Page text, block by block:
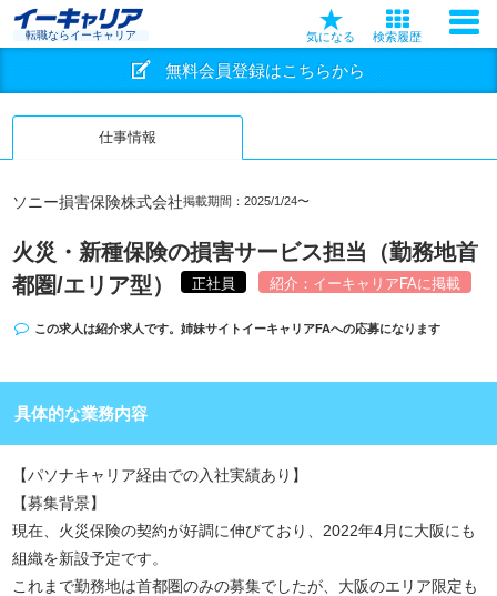
転職ならイーキャリア 気になる 検索履歴
無料会員登録はこちらから
仕事情報
ソニー損害保険株式会社掲載期間：2025/1/24〜
火災・新種保険の損害サービス担当（勤務地首
都圏/エリア型）
正社員 紹介：イーキャリアFAに掲載
この求人は紹介求人です。姉妹サイト イーキャリアFAへの応募になります
具体的な業務内容
【パソナキャリア経由での入社実績あり】
【募集背景】
現在、火災保険の契約が好調に伸びており、2022年4月に大阪にも
組織を新設予定です。
これまで勤務地は首都圏のみの募集でしたが、大阪のエリア限定も